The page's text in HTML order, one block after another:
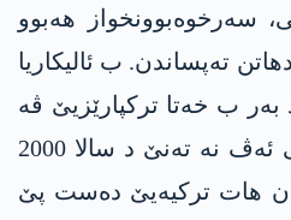
سەرخوەبوونخواز ھەبوو
نەدھاتن تەپساندن. ب ئالیکاریا
ب خەتا ترکپارێزیێ ڤە
ھاتن کشاندن. یا راستی ئەڤ نە تەنێ د سالا 2000
ھات ترکیەیێ دەست پێ